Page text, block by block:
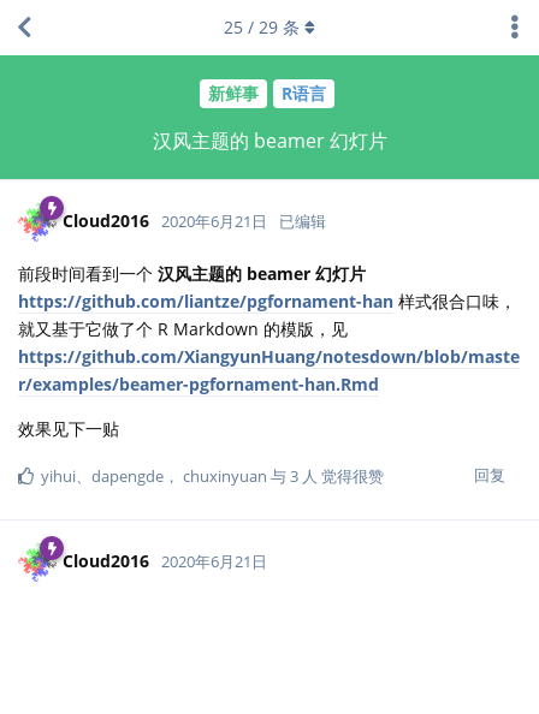
新鲜事 R语言
汉风主题的 beamer 幻灯片
25 / 29 条
Cloud2016 2020年6月21日 已编辑
前段时间看到一个 汉风主题的 beamer 幻灯片
https://github.com/liantze/pgfornament-han 样式很合口味，
就又基于它做了个 R Markdown 的模版，见
https://github.com/XiangyunHuang/notesdown/blob/maste
r/examples/beamer-pgfornament-han.Rmd
效果见下一贴
回复
yihui、 dapengde ， chuxinyuan 与3 人 觉得很赞
Cloud2016 2020年6月21日